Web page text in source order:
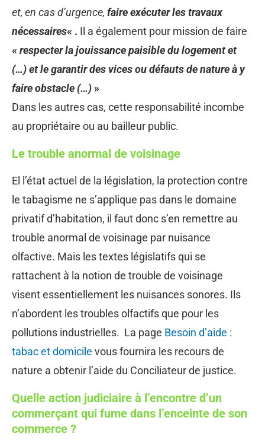
et, en cas d’urgence, faire exécuter les travaux
nécessaires« . Il a également pour mission de faire
« respecter la jouissance paisible du logement et
(…) et le garantir des vices ou défauts de nature à y
faire obstacle (…) »
Dans les autres cas, cette responsabilité incombe
au propriétaire ou au bailleur public.
Le trouble anormal de voisinage
El l’état actuel de la législation, la protection contre
le tabagisme ne s’applique pas dans le domaine
privatif d’habitation, il faut donc s’en remettre au
trouble anormal de voisinage par nuisance
olfactive. Mais les textes législatifs qui se
rattachent à la notion de trouble de voisinage
visent essentiellement les nuisances sonores. Ils
n’abordent les troubles olfactifs que pour les
pollutions industrielles. La page Besoin d’aide :
tabac et domicile vous fournira les recours de
nature a obtenir l’aide du Conciliateur de justice.
Quelle action judiciaire à l’encontre d’un
commerçant qui fume dans l’enceinte de son
commerce ?